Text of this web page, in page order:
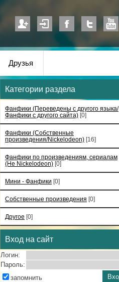
Друзья
Категории раздела
Фанфики (Переведены с другого языка/
Фанфики с другого сайта) [0]
Фанфики (Собственные
произведения/Nickelodeon) [16]
Фанфики по произведениям, сериалам
(Не Nickelodeon) [0]
Мини - Фанфики [0]
Собственные произведения [0]
Другое [0]
Вход на сайт
Логин:
Пароль:
запомнить